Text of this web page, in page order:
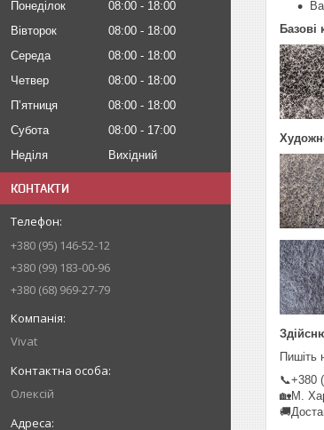
Понеділок 08:00
18:00
Вівторок
08:00
18:00
Середа
08:00
18:00
Четвер
08:00
18:00
Пʼятниця
08:00
18:00
Субота
08:00
17:00
Неділя
Вихідний
КОНТАКТИ
+380 (95) 146-52-12
+380 (99) 183-00-96
+380 (68) 969-27-79
Vivat
Олексій
Базові
Пишіть
📞+380
🏡М.